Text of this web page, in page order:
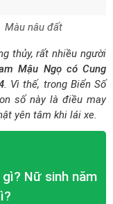
Màu nâu đất
thủy, rất nhiều người
Mậu Ngọ có Cung
. Vì thế, trong Biển Số
số này là điều may
yên tâm khi lái xe.
Nữ sinh năm